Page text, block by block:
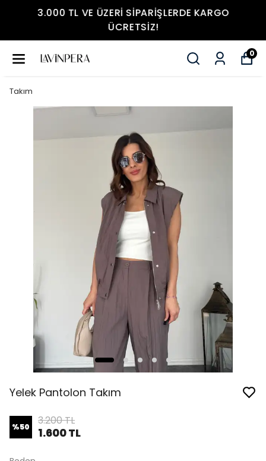
3.000 TL VE ÜZERI SIPARIŞLERDE KARGO
ÜCRETSIZ!
0
Takım
Yelek Pantolon Takım
%50 3.200 TL
1.600 TL